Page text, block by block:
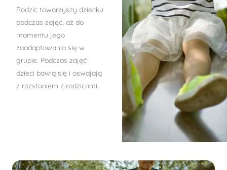
Rodzic towarzyszy dziecku
podczas zajęć, aż do
momentu jego
zaadaptowania się w
grupie. Podczas zajęć
dzieci bawią się i oswajają
z rozstaniem z rodzicami.